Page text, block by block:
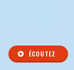
ÉCOUTEZ